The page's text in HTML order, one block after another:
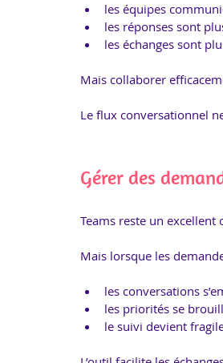
les équipes
les réponses sont
les échanges sont
Mais collaborer
Le flux conversationnel
Gérer des
Teams reste un
Mais lorsque les
les conversations
les priorités se
le suivi devient